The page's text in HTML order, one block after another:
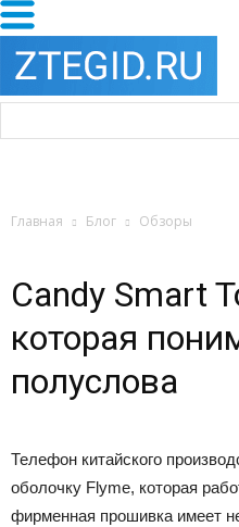
Главная Блог Обзоры
Candy Smart
которая
полуслова
Телефон китайского
оболочку Flyme, которая
фирменная прошивка имеет